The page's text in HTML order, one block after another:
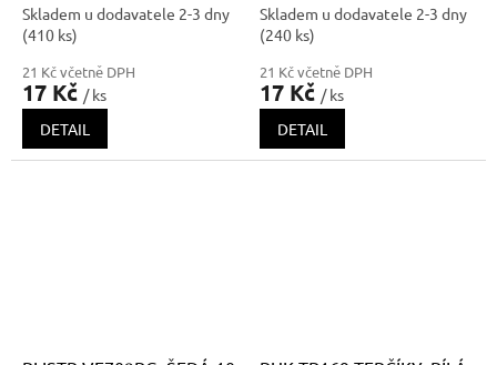
Skladem u dodavatele 2-3 dny
(410 ks)
21 Kč včetně DPH
17 Kč / ks
DETAIL
Skladem u dodavatele 2-3 dny
(240 ks)
21 Kč včetně DPH
17 Kč / ks
DETAIL